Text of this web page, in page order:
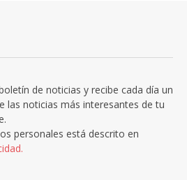
de noticias y recibe cada día un
las noticias más interesantes de tu
personales está descrito en